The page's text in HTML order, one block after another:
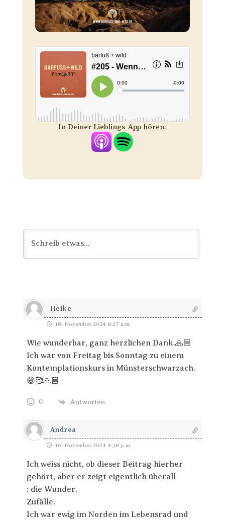
In Deiner Lieblings-App hören:
Heike
18. November 2024 8:27 a.m.
Wie wunderbar, ganz herzlichen Dank.🙏🏼
Ich war von Freitag bis Sonntag zu einem
Kontemplationskurs in Münsterschwarzach.
😁🥰🙏🏼
0 Antworten
Andrea
16. November 2024 4:38 p.m.
Ich weiss nicht, ob dieser Beitrag hierher
gehört, aber er zeigt eigentlich überall
: die Wunder.
Zufälle.
Ich war ewig im Norden im Lebensrad und